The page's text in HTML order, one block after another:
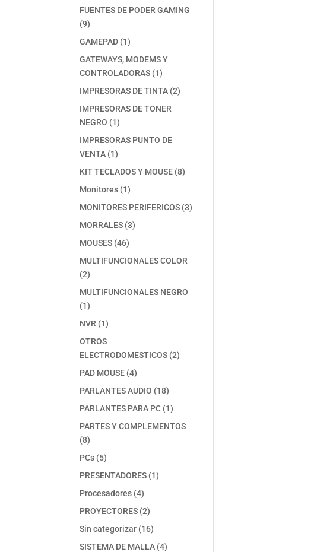
producto
FUENTES DE PODER GAMING
99
productos
GAMEPAD 11
producto
GATEWAYS, MODEMS Y
CONTROLADORAS 11
producto
IMPRESORAS DE TINTA 22
IMPRESORAS DE TONER
NEGRO
11
producto
IMPRESORAS PUNTO DE
VENTA 11
producto
KIT TECLADOS Y MOUSE 88
Monitores 11
producto
MONITORES PERIFERICOS 33
MORRALES 33
MOUSES 4646
productos
MULTIFUNCIONALES COLOR
22
productos
MULTIFUNCIONALES NEGRO
11
producto
NVR 11
producto
OTROS
ELECTRODOMESTICOS 22
PAD MOUSE 44
productos
PARLANTES AUDIO 1818
productos
PARLANTES PARA PC 11
producto
PARTES Y COMPLEMENTOS
88
productos
PCs 55
productos
PRESENTADORES 11
Procesadores 44
productos
PROYECTORES 22
productos
Sin categorizar 1616
productos
SISTEMA DE MALLA 44